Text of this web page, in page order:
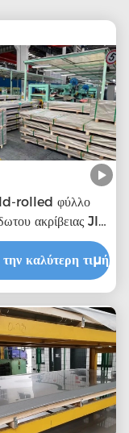
rolled φύλλο
ακρίβειας JIS
που κόβεται
στο μέγεθος
την καλύτερη τιμή